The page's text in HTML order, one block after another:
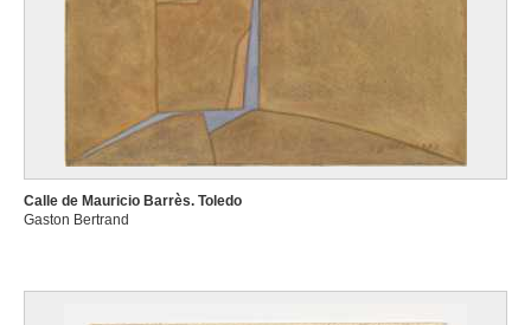
Calle de Mauricio Barrès. Toledo
Gaston Bertrand